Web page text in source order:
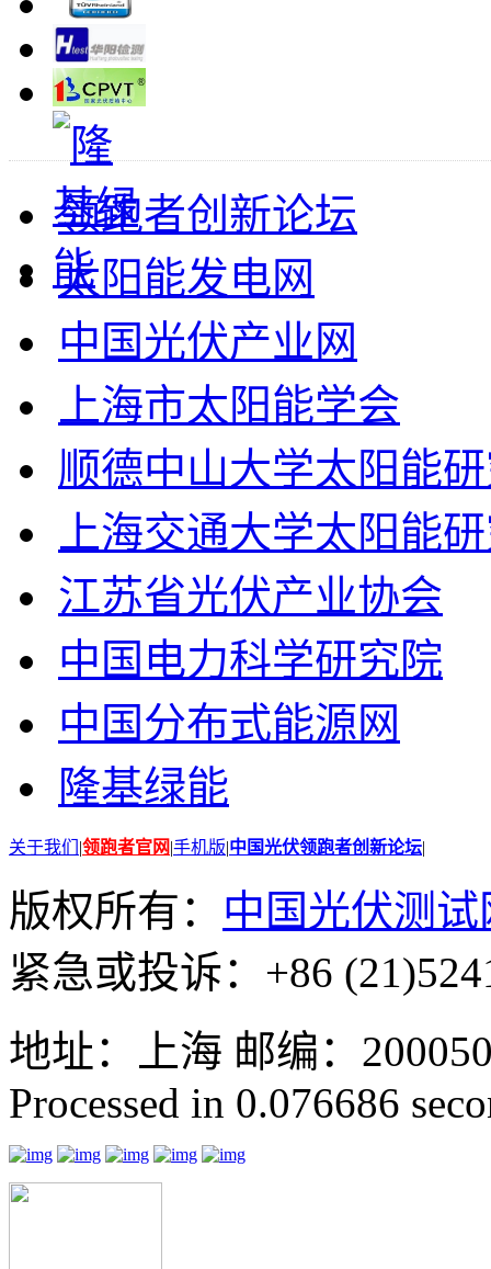
领跑者创新论坛
太阳能发电网
中国光伏产业网
上海市太阳能学会
顺德中山大学太阳能
上海交通大学太阳能
江苏省光伏产业协会
中国电力科学研究院
中国分布式能源网
隆基绿能
关于我们 |领跑者官网|手机版|中国光伏领跑者创新论坛|
版权所有： 中国光伏测试
紧急或投诉：+86
地址：上海 邮编：
Processed in 0.076686